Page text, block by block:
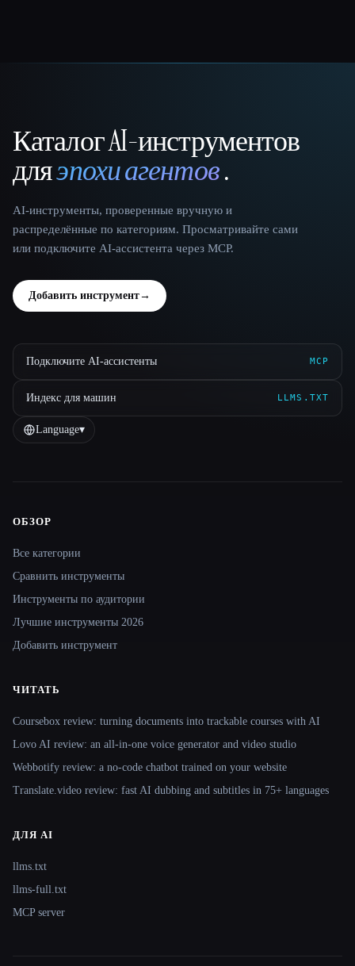
That AI Collection
Каталог AI-инструментов
дляэпохи агентов.
AI-инструменты, проверенные вручную и
распределённые по категориям. Просматривайте сами
или подключите AI-ассистента через MCP.
Добавить инструмент→
Подключите AI-ассистенты MCP
Индекс для машин LLMS.TXT
Language▾
Site navigation
ОБЗОР
Все категории
Сравнить инструменты
Инструменты по аудитории
Лучшие инструменты 2026
Добавить инструмент
ЧИТАТЬ
Coursebox review: turning documents into trackable courses with AI
Lovo AI review: an all-in-one voice generator and video studio
Webbotify review: a no-code chatbot trained on your website
Translate.video review: fast AI dubbing and subtitles in 75+ languages
ДЛЯ AI
llms.txt
llms-full.txt
MCP server